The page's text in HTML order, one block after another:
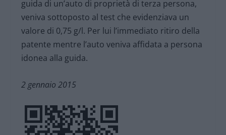
guida di un’auto di proprietà di terza persona,
veniva sottoposto al test che evidenziava un
valore di 0,75 g/l. Per lui l’immediato ritiro della
patente mentre l’auto veniva affidata a persona
idonea alla guida.
2 gennaio 2015